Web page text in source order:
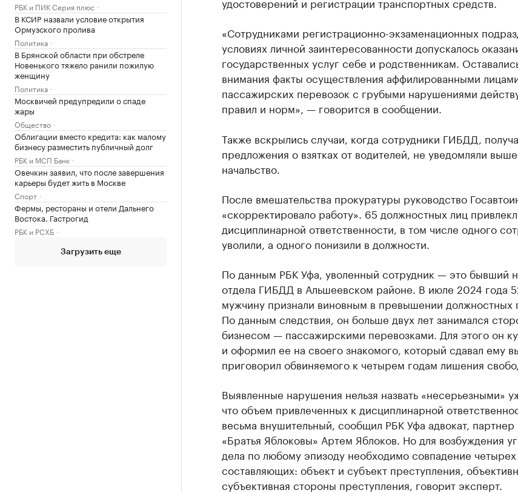
РБК и ПИК Серия плюс
В КСИР назвали условие открытия
Ормузского пролива
Политика
В Брянской области при обстреле
Новенького тяжело ранили пожилую
женщину
Политика
Москвичей предупредили о спаде
жары
Общество
Облигации вместо кредита: как малому
бизнесу разместить публичный долг
РБК и МСП Банк
Овечкин заявил, что после завершения
карьеры будет жить в Москве
Спорт
Фермы, рестораны и отели Дальнего
Востока. Гастрогид
РБК и РСХБ
Загрузить еще
«Сотрудниками регистрационно-экзаменационных
условиях личной заинтересованности допускалось
государственных услуг себе и родственникам.
внимания факты осуществления аффилированными
пассажирских перевозок с грубыми нарушениями
правил и норм», — говорится в сообщении.
Также вскрылись случаи, когда сотрудники ГИБДД,
предложения о взятках от водителей, не уведомляли
начальство.
После вмешательства прокуратуры руководство
«скорректировало работу». 65 должностных лиц
дисциплинарной ответственности, в том числе одного
уволили, а одного понизили в должности.
По данным РБК Уфа, уволенный сотрудник — это бывший
отдела ГИБДД в Альшеевском районе. В июле 2024 года
мужчину признали виновным в превышении должностных
По данным следствия, он больше двух лет занимался
бизнесом — пассажирскими перевозками. Для этого он
и оформил ее на своего знакомого, который сдавал ему
приговорил обвиняемого к четырем годам лишения
Выявленные нарушения нельзя назвать «несерьезными»
что объем привлеченных к дисциплинарной
весьма внушительный, сообщил РБК Уфа адвокат,
«Братья Яблоковы» Артем Яблоков. Но для возбуждения
дела по любому эпизоду необходимо совпадение четырех
составляющих: объект и субъект преступления,
субъективная стороны преступления, говорит эксперт.